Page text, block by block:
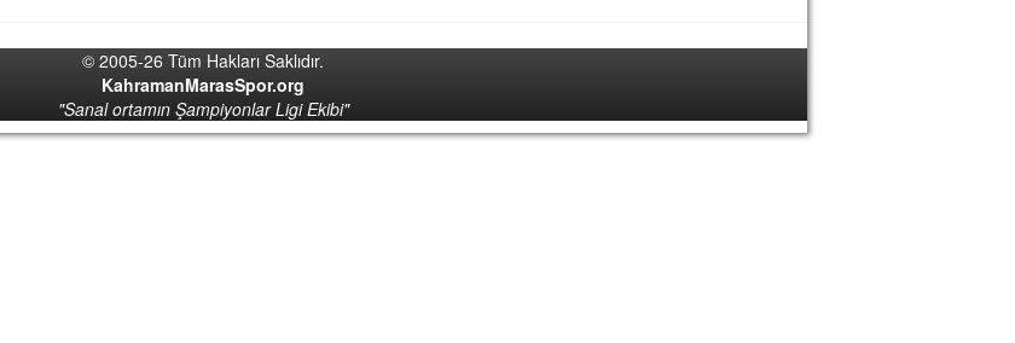
© 2005-26 Tüm Hakları Saklıdır.
KahramanMarasSpor.org
"Sanal ortamın Şampiyonlar Ligi Ekibi"